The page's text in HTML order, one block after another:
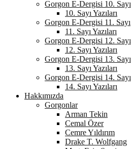
Gorgon E-Dergisi 10. Sayı
10. Sayı Yazıları
Gorgon E-Dergisi 11. Sayı
11. Sayı Yazıları
Gorgon E-Dergisi 12. Sayı
12. Sayı Yazıları
Gorgon E-Dergisi 13. Sayı
13. Sayı Yazıları
Gorgon E-Dergisi 14. Sayı
14. Sayı Yazıları
Hakkımızda
Gorgonlar
Arman Tekin
Cemal Özer
Cemre Yıldırım
Drake T. Wolfgang